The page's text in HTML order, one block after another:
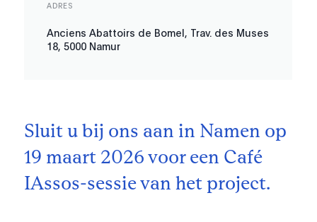
ADRES
Anciens Abattoirs de Bomel, Trav. des Muses
18, 5000 Namur
Sluit u bij ons aan in Namen op
19 maart 2026 voor een Café
IAssos-sessie van het project.